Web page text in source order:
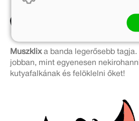
Muszklixa banda legerősebb
jobban, mint egyenesen
kutyafalkának és felöklelni őket!